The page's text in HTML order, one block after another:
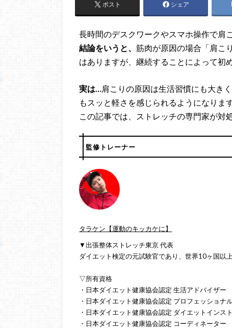
ポスト シェア
長時間のデスクワークやスマホ操作で肩
結論をいうと、 筋肉が原因の場合「肩こ
はありますが、継続することによって初
実は…肩こりの原因は生活習慣にも大き
もスッと軽さを感じられるようになります
この記事では、ストレッチの専門家が対
監修トレーナー
タラケン【運動のキッカケに】
▼出張整体ストレッチ東京 代表
ダイエット検定の元試験官であり、世界10ヶ国以
▽所有資格
・日本ダイエット健康協会認定 生活アドバイザー
・日本ダイエット健康協会認定 プロフェッショナ
・日本ダイエット健康協会認定 ダイエットインス
・日本ダイエット健康協会認定 コーディネーター